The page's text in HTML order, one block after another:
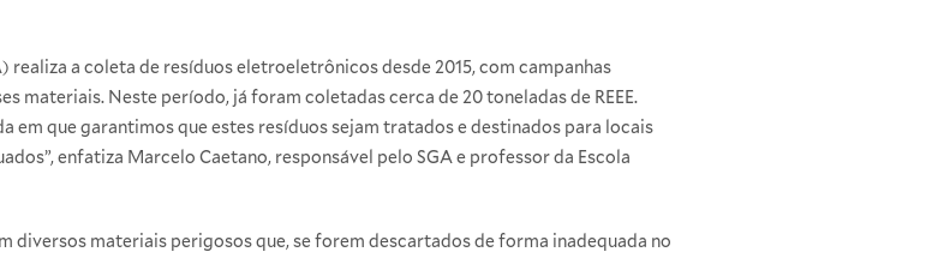
realiza a coleta de resíduos eletroeletrônicos desde 2015, com campanhas
materiais. Neste período, já foram coletadas cerca de 20 toneladas de REEE.
em que garantimos que estes resíduos sejam tratados e destinados para locais
enfatiza Marcelo Caetano, responsável pelo SGA e professor da Escola
diversos materiais perigosos que, se forem descartados de forma inadequada no